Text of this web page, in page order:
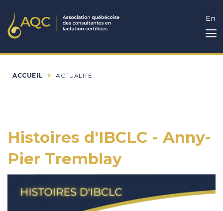
En
ACCUEIL ACTUALITÉ
Histoires d'IBCLC - Anny-
Pier Tremblay